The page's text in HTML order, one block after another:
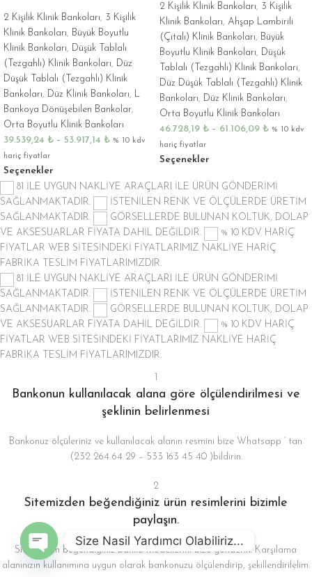
2 Kişilik Klinik Bankoları, 3 Kişilik
Klinik Bankoları, Büyük Boyutlu
Klinik Bankoları, Düşük Tablalı
(Tezgahlı) Klinik Bankoları, Düz
Düşük Tablalı (Tezgahlı) Klinik
Bankoları, Düz Klinik Bankoları, L
Bankoya Dönüşebilen Bankolar,
Orta Boyutlu Klinik Bankoları
39.539,24 ₺ – 53.917,14 ₺ % 10 kdv
hariç fiyatlar
Seçenekler
2 Kişilik Klinik Bankoları, 3 Kişilik
Klinik Bankoları, Ahşap Lambirili
(Çıtalı) Klinik Bankoları, Büyük
Boyutlu Klinik Bankoları, Düşük
Tablalı (Tezgahlı) Klinik Bankoları,
Düz Düşük Tablalı (Tezgahlı) Klinik
Bankoları, Düz Klinik Bankoları,
Orta Boyutlu Klinik Bankoları
46.728,19 ₺ – 61.106,09 ₺ % 10 kdv
hariç fiyatlar
Seçenekler
81 İLE UYGUN NAKLİYE ARAÇLARI İLE ÜRÜN GÖNDERİMİ
SAĞLANMAKTADIR.
İSTENİLEN RENK VE ÖLÇÜLERDE ÜRETİM
SAĞLANMAKTADIR.
GÖRSELLERDE BULUNAN KOLTUK, DOLAP
VE AKSESUARLAR FİYATA DAHİL DEĞİLDİR.
% 10 KDV HARİÇ
FİYATLAR WEB SİTESİNDEKİ FİYATLARIMIZ NAKLİYE HARİÇ
FABRİKA TESLİM FİYATLARIMIZDIR.
81 İLE UYGUN NAKLİYE ARAÇLARI İLE ÜRÜN GÖNDERİMİ
SAĞLANMAKTADIR.
İSTENİLEN RENK VE ÖLÇÜLERDE ÜRETİM
SAĞLANMAKTADIR.
GÖRSELLERDE BULUNAN KOLTUK, DOLAP
VE AKSESUARLAR FİYATA DAHİL DEĞİLDİR.
% 10 KDV HARİÇ
FİYATLAR WEB SİTESİNDEKİ FİYATLARIMIZ NAKLİYE HARİÇ
FABRİKA TESLİM FİYATLARIMIZDIR.
1
Bankonun kullanılacak alana göre ölçülendirilmesi ve
şeklinin belirlenmesi
Bankonuz ölçüleriniz ve kullanılacak alanın resmini bize Whatsapp ‘ tan
(232 264 64 29 – 533 163 45 40 )bildirin.
2
Sitemizden beğendiğiniz ürün resimlerini bizimle
paylaşın.
Sitemizden beğendiğiniz banko modellerini bize gönderin. Karşılama
alanınızın kullanımına uygun olarak bankonuzu ölçülendirip, şekillendirilelim.
Size Nasil Yardımcı Olabiliriz...
Open
chaty